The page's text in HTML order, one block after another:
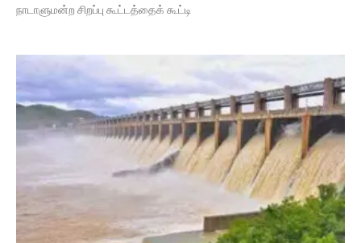
நாடாளுமன்ற சிறப்பு கூட்டத்தைக் கூட்டி